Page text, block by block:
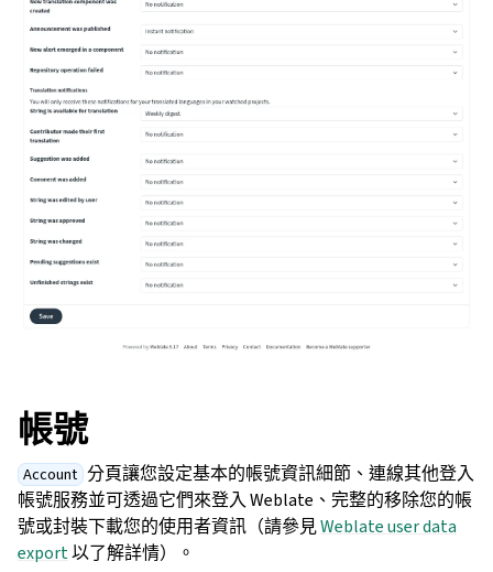
帳號
Account 分頁讓您設定基本的帳號資訊細節、連線其他登入
帳號服務並可透過它們來登入 Weblate、完整的移除您的帳
號或封裝下載您的使用者資訊（請參見Weblate user data
export以了解詳情）。